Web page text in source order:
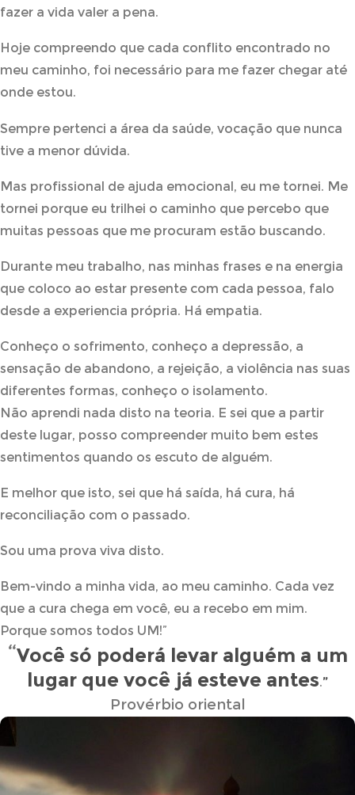
fazer a vida valer a pena.
Hoje compreendo que cada conflito encontrado no
meu caminho, foi necessário para me fazer chegar até
onde estou.
Sempre pertenci a área da saúde, vocação que nunca
tive a menor dúvida.
Mas profissional de ajuda emocional, eu me tornei. Me
tornei porque eu trilhei o caminho que percebo que
muitas pessoas que me procuram estão buscando.
Durante meu trabalho, nas minhas frases e na energia
que coloco ao estar presente com cada pessoa, falo
desde a experiencia própria. Há empatia.
Conheço o sofrimento, conheço a depressão, a
sensação de abandono, a rejeição, a violência nas suas
diferentes formas, conheço o isolamento.
Não aprendi nada disto na teoria. E sei que a partir
deste lugar, posso compreender muito bem estes
sentimentos quando os escuto de alguém.
E melhor que isto, sei que há saída, há cura, há
reconciliação com o passado.
Sou uma prova viva disto.
Bem-vindo a minha vida, ao meu caminho. Cada vez
que a cura chega em você, eu a recebo em mim.
Porque somos todos UM!”
“Você só poderá levar alguém a um
lugar que você já esteve antes.”
Provérbio oriental